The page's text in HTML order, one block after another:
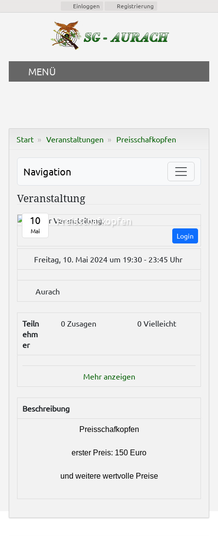
Einloggen Registrierung
MENÜ
Start Veranstaltungen Preisschafkopfen
Navigation
Veranstaltung
10
Mai
Preisschafkopfen
Login
Freitag, 10. Mai 2024 um 19:30 - 23:45 Uhr
Aurach
Teiln
ehm
er
0 Zusagen 0 Vielleicht
Mehr anzeigen
Beschreibung
Preisschafkopfen
erster Preis: 150 Euro
und weitere wertvolle Preise